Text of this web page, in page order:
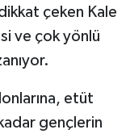
dikkat çeken Kale
ve çok yönlü
etüt
gençlerin